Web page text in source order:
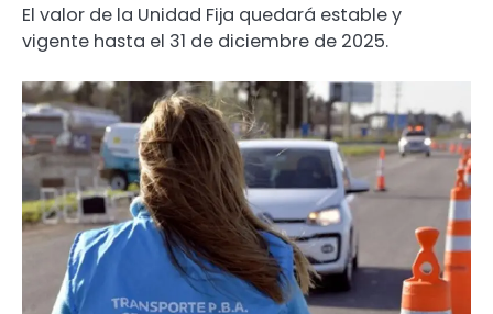
El valor de la Unidad Fija quedará estable y
vigente hasta el 31 de diciembre de 2025.